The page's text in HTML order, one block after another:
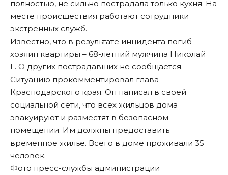
полностью, не сильно пострадала только кухня. На
месте происшествия работают сотрудники
экстренных служб.
Известно, что в результате инцидента погиб
хозяин квартиры – 68-летний мужчина Николай
Г. О других пострадавших не сообщается.
Ситуацию прокомментировал глава
Краснодарского края. Он написал в своей
социальной сети, что всех жильцов дома
эвакуируют и разместят в безопасном
помещении. Им должны предоставить
временное жилье. Всего в доме проживали 35
человек.
Фото пресс-службы администрации